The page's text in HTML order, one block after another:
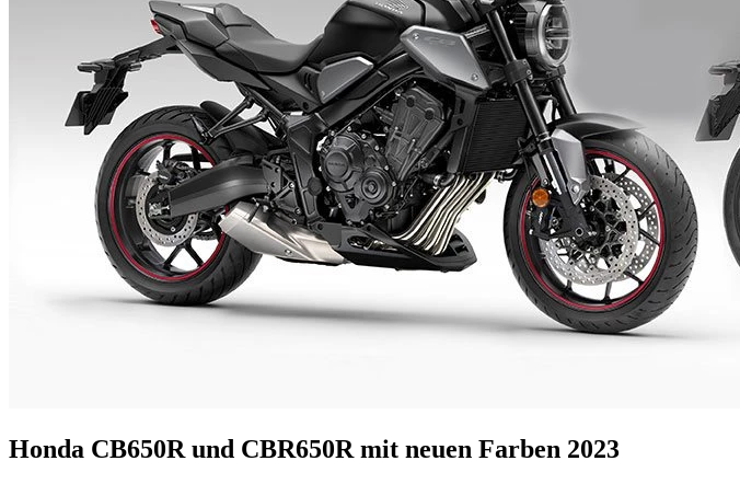
Honda CB650R und CBR650R mit neuen Farben 2023